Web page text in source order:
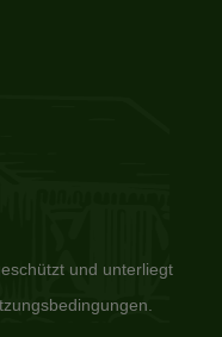
und unterliegt